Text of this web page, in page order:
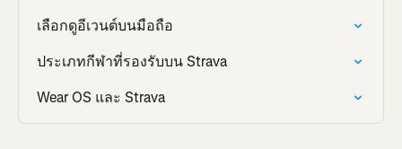
เลือกดูอีเวนต์บนมือถือ
ประเภทกีฬาที่รองรับบน Strava
Wear OS และ Strava